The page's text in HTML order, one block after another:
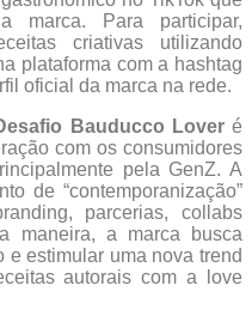
Para participar,
criativas utilizando
plataforma com a hashtag
oficial da marca na rede.
Bauducco Loveré
com os consumidores
pela GenZ. A
de “contemporanização”
parcerias, collabs
maneira, a marca busca
estimular uma nova trend
autorais com a love